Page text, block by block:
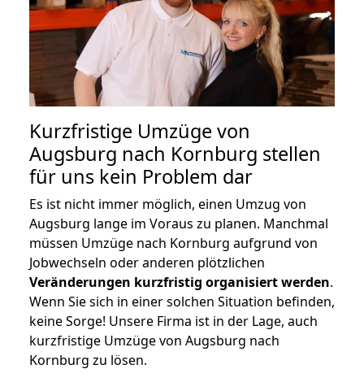
Kurzfristige Umzüge von
Augsburg nach Kornburg stellen
für uns kein Problem dar
Es ist nicht immer möglich, einen Umzug von
Augsburg lange im Voraus zu planen. Manchmal
müssen Umzüge nach Kornburg aufgrund von
Jobwechseln oder anderen plötzlichen
Veränderungen kurzfristig organisiert werden.
Wenn Sie sich in einer solchen Situation befinden,
keine Sorge! Unsere Firma ist in der Lage, auch
kurzfristige Umzüge von Augsburg nach
Kornburg zu lösen.